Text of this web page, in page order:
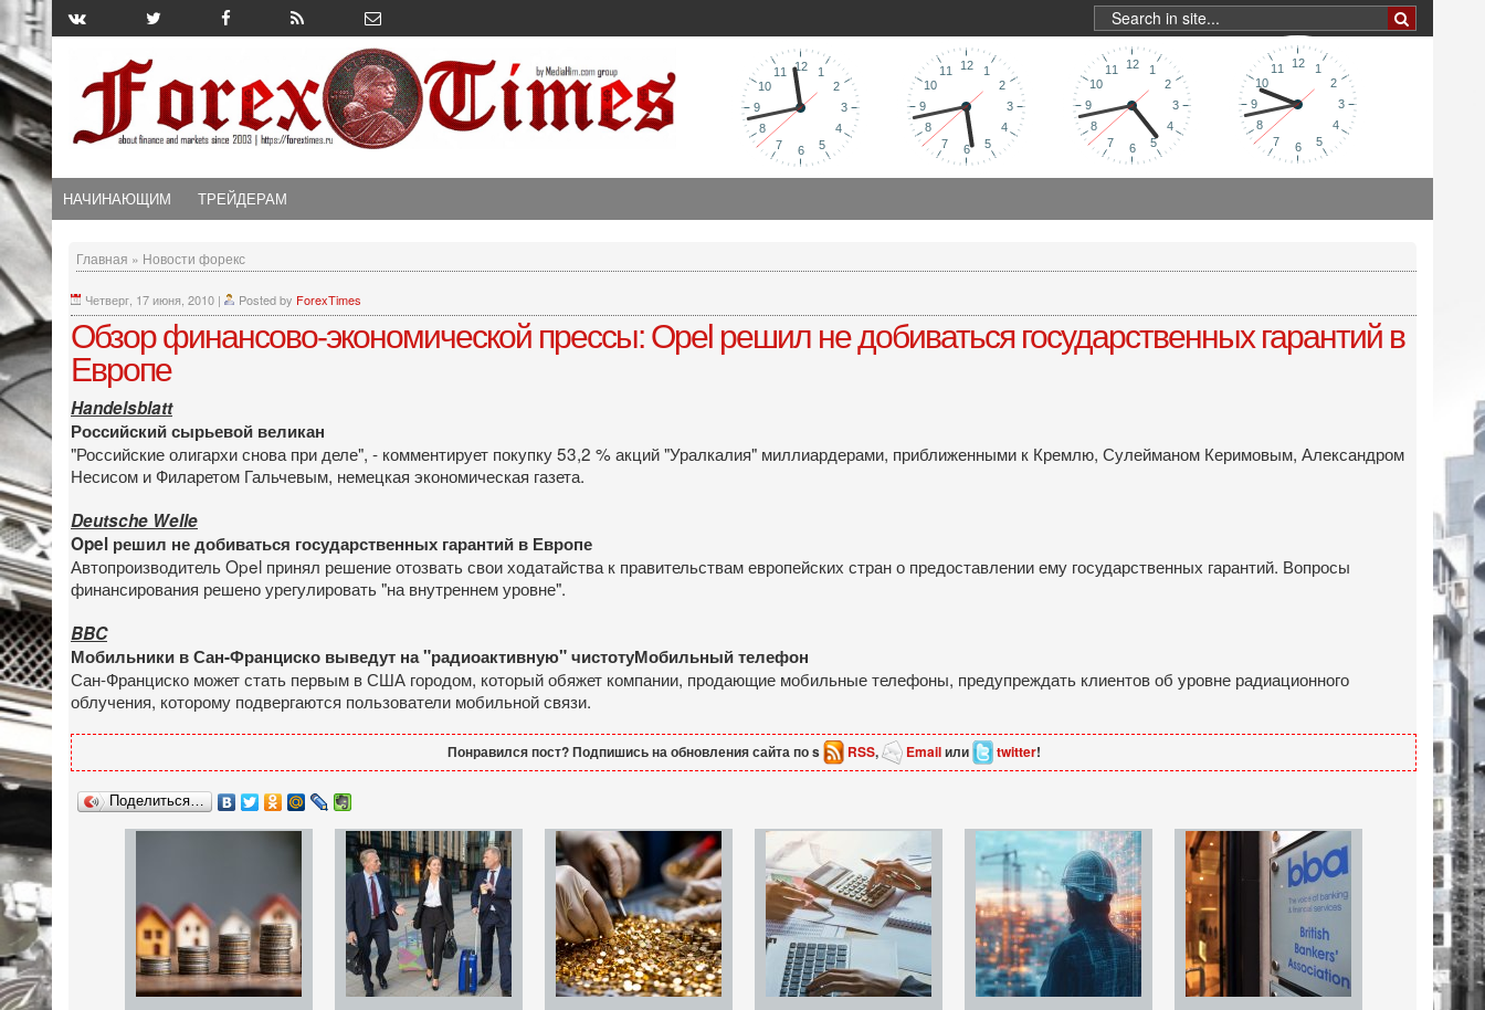
НАЧИНАЮЩИМ ТРЕЙДЕРАМ
Главная » Новости форекс
Четверг, 17 июня, 2010 | Posted by ForexTimes
Oбзор финансово-экономической прессы: Opel решил не добиваться государственных гарантий в
Европе
Handelsblatt
Российский сырьевой великан
"Российские олигархи снова при деле", - комментирует покупку 53,2 % акций "Уралкалия" миллиардерами, приближенными к Кремлю, Сулейманом Керимовым, Александром
Несисом и Филаретом Гальчевым, немецкая экономическая газета.
Deutsche Welle
Opel решил не добиваться государственных гарантий в Европе
Автопроизводитель Opel принял решение отозвать свои ходатайства к правительствам европейских стран о предоставлении ему государственных гарантий. Вопросы
финансирования решено урегулировать "на внутреннем уровне".
BBC
Мобильники в Сан-Франциско выведут на "радиоактивную" чистотуМобильный телефон
Сан-Франциско может стать первым в США городом, который обяжет компании, продающие мобильные телефоны, предупреждать клиентов об уровне радиационного
облучения, которому подвергаются пользователи мобильной связи.
Понравился пост? Подпишись на обновления сайта по s RSS, Emailили twitter!
Поделиться…